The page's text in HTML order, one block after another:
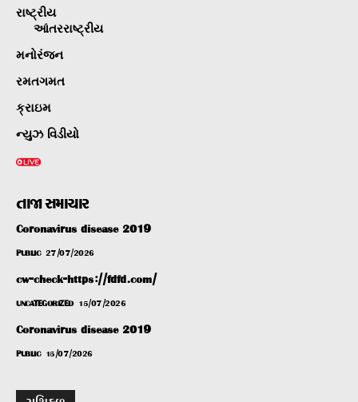
રાષ્ટ્રીય
આંતરરાષ્ટ્રીય
મનોરંજન
રમતગમત
ક્રાઇમ
ન્યુઝ વિડીયો
તાજા સમાચાર
Coronavirus disease 2019
PUBLIC 27/07/2026
cw-check-https://fdfd.com/
UNCATEGORIZED 15/07/2026
Coronavirus disease 2019
PUBLIC 15/07/2026